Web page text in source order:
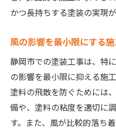
かつ長持ちする塗装の実現
風の影響を最小限にする
静岡市での塗装工事は、特
の影響を最小限に抑える施
塗料の飛散を防ぐためには
備や、塗料の粘度を適切に
す。また、風が比較的落ち